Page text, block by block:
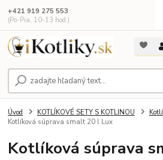
+421 919 275 553
(Po-Pia, 10-13 hod.)
Úvod KOTLÍKOVÉ SETY S KOTLINOU
Kotlíková súprava smalt 20 l Lux
Kotlíková súprava